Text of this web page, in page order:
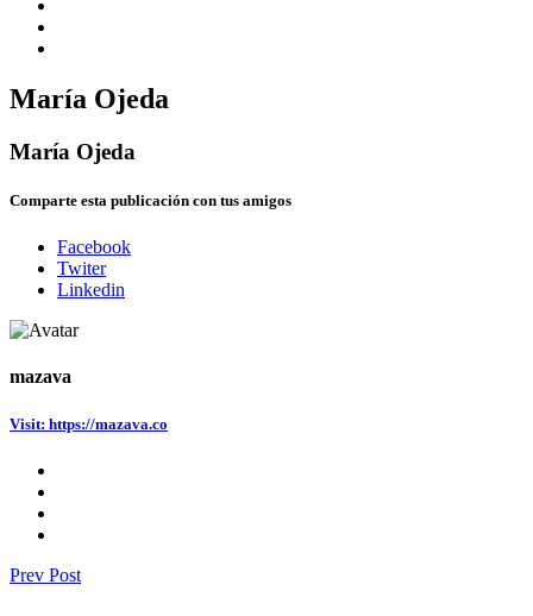
María Ojeda
María Ojeda
Comparte esta publicación con tus amigos
Facebook
Twiter
Linkedin
mazava
Visit: https://mazava.co
Prev Post